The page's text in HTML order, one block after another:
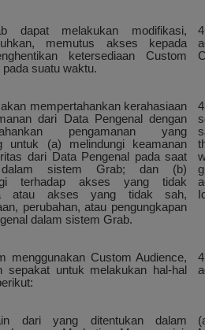
dapat melakukan modifikasi,
memutus akses kepada
ketersediaan Custom
suatu waktu.
mempertahankan kerahasiaan
dari Data Pengenal dengan
pengamanan yang
untuk (a) melindungi keamanan
dari Data Pengenal pada saat
dalam sistem Grab; dan (b)
terhadap akses yang tidak
atau akses yang tidak sah,
perubahan, atau pengungkapan
dalam sistem Grab.
menggunakan Custom Audience,
sepakat untuk melakukan hal-hal
dari yang ditentukan dalam